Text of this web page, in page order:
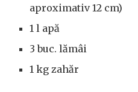
aproximativ 12 cm)
1 l apă
3 buc. lămâi
1 kg zahăr